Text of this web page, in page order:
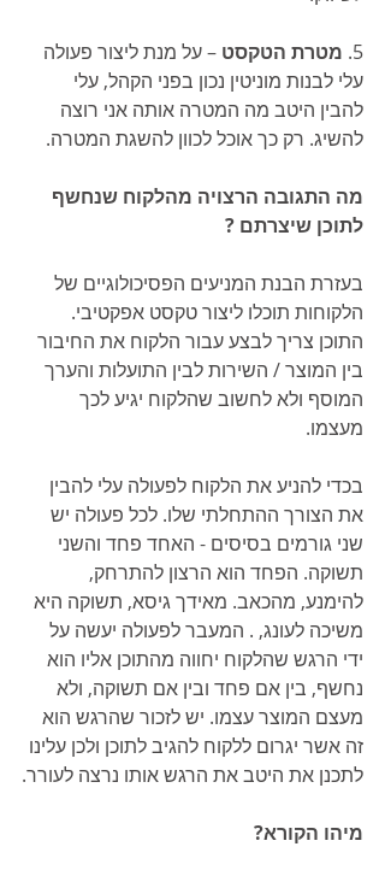
5. מטרת הטקסט – על מנת ליצור פעולה
עלי לבנות מוניטין נכון בפני הקהל, עלי
להבין היטב מה המטרה אותה אני רוצה
להשיג. רק כך אוכל לכוון להשגת המטרה.
מה התגובה הרצויה מהלקוח שנחשף
לתוכן שיצרתם ?
בעזרת הבנת המניעים הפסיכולוגיים של
הלקוחות תוכלו ליצור טקסט אפקטיבי.
התוכן צריך לבצע עבור הלקוח את החיבור
בין המוצר / השירות לבין התועלות והערך
המוסף ולא לחשוב שהלקוח יגיע לכך
מעצמו.
בכדי להניע את הלקוח לפעולה עלי להבין
את הצורך ההתחלתי שלו. לכל פעולה יש
שני גורמים בסיסים - האחד פחד והשני
תשוקה. הפחד הוא הרצון להתרחק,
להימנע, מהכאב. מאידך גיסא, תשוקה היא
משיכה לעונג, . המעבר לפעולה יעשה על
ידי הרגש שהלקוח יחווה מהתוכן אליו הוא
נחשף, בין אם פחד ובין אם תשוקה, ולא
מעצם המוצר עצמו. יש לזכור שהרגש הוא
זה אשר יגרום ללקוח להגיב לתוכן ולכן עלינו
לתכנן את היטב את הרגש אותו נרצה לעורר.
מיהו הקורא?